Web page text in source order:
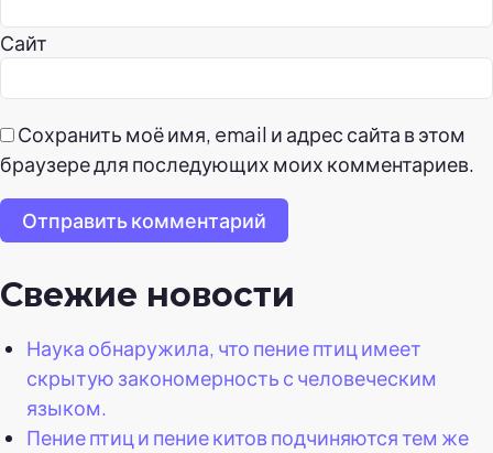
Сайт
Сохранить моё имя, email и адрес сайта в этом
браузере для последующих моих комментариев.
Отправить комментарий
Свежие новости
Наука обнаружила, что пение птиц имеет
скрытую закономерность с человеческим
языком.
Пение птиц и пение китов подчиняются тем же